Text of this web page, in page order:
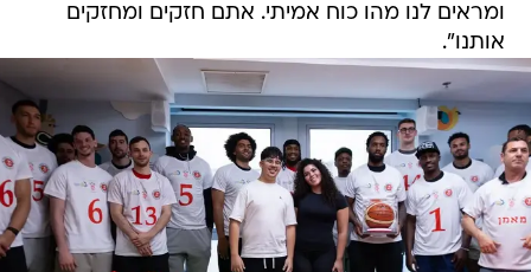
ומראים לנו מהו כוח אמיתי. אתם חזקים ומחזקים
אותנו".